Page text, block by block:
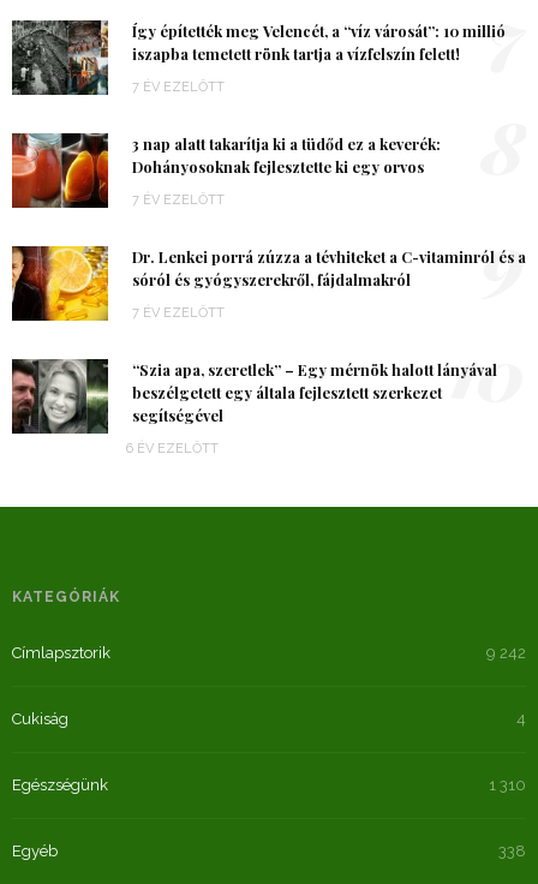
Így építették meg Velencét, a “víz városát”: 10 millió
iszapba temetett rönk tartja a vízfelszín felett!
7 ÉV EZELŐTT
7
3 nap alatt takarítja ki a tüdőd ez a keverék:
Dohányosoknak fejlesztette ki egy orvos
7 ÉV EZELŐTT
Dr. Lenkei porrá zúzza a tévhiteket a C-vitaminról és a
sóról és gyógyszerekről, fájdalmakról
7 ÉV EZELŐTT
9
“Szia apa, szeretlek” – Egy mérnök halott lányával
beszélgetett egy általa fejlesztett szerkezet
segítségével
6 ÉV EZELŐTT
10
KATEGÓRIÁK
Címlapsztorik 9 242
Cukiság 4
Egészségünk 1 310
Egyéb 338